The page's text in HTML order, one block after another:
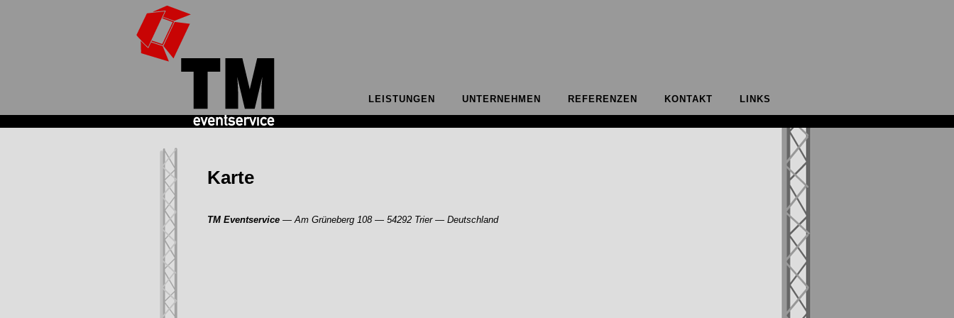
TM
Eventservice
LEISTUNGEN UNTERNEHMEN REFERENZEN KONTAKT LINKS
Karte
TM Eventservice — Am Grüneberg 108 — 54292 Trier — Deutschland